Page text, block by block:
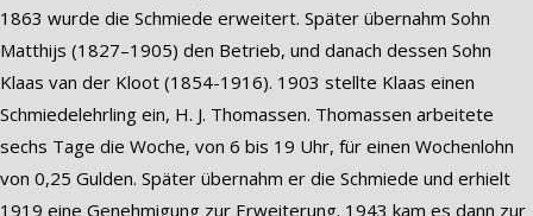
1863 wurde die Schmiede erweitert. Später übernahm Sohn
Matthijs (1827–1905) den Betrieb, und danach dessen Sohn
Klaas van der Kloot (1854-1916). 1903 stellte Klaas einen
Schmiedelehrling ein, H. J. Thomassen. Thomassen arbeitete
sechs Tage die Woche, von 6 bis 19 Uhr, für einen Wochenlohn
von 0,25 Gulden. Später übernahm er die Schmiede und erhielt
1919 eine Genehmigung zur Erweiterung. 1943 kam es dann zur